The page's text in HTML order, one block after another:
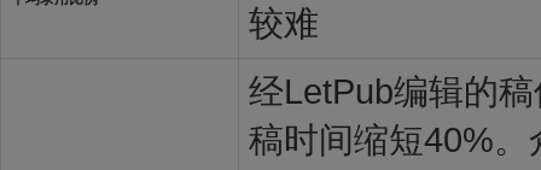
较难
经LetPub编辑的
稿时间缩短40%